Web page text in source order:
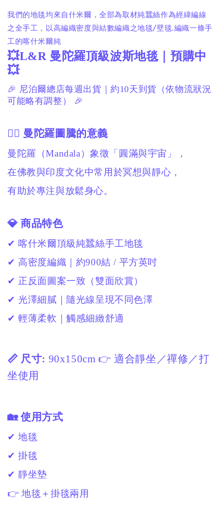
我們的地毯均來自什米爾，全部為取材純蠶絲作為經緯編線
之全手工，以高編織密度與結數編織之地毯/壁毯.編織一條手
工的喀什米爾純
💥L&R 曼陀羅頂級波斯地毯｜預購中
💥
🎉 尼泊爾總店每週出貨｜約10天到貨（依物流狀況
可能略有調整） 🎉
🧘‍♀️ 曼陀羅圖騰的意義
曼陀羅（Mandala）象徵「圓滿與宇宙」，
在佛教與印度文化中常用於冥想與靜心，
有助於專注與放鬆身心。
💎 商品特色
✔ 喀什米爾頂級純蠶絲手工地毯
✔ 高密度編織｜約900結 / 平方英吋
✔ 正反面圖案一致（雙面欣賞）
✔ 光澤細膩｜隨光線呈現不同色澤
✔ 輕薄柔軟｜觸感細緻舒適
📏 尺寸: 90x150cm 👉 適合靜坐／禪修／打
坐使用
🏡 使用方式
✔ 地毯
✔ 掛毯
✔ 靜坐墊
👉 地毯＋掛毯兩用